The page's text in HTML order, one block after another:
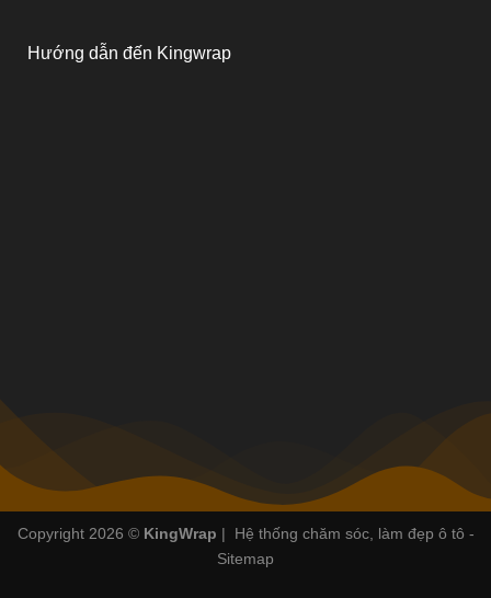
Hướng dẫn đến Kingwrap
Copyright 2026 © KingWrap | Hệ thống chăm sóc, làm đẹp ô tô -
Sitemap